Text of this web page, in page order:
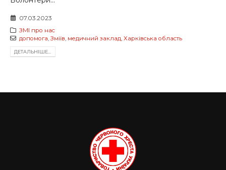
07.03.2023
ЗМІ про нас
допомога Зміїв медичний заклад Харківська область
ДЕТАЛЬНIШЕ...